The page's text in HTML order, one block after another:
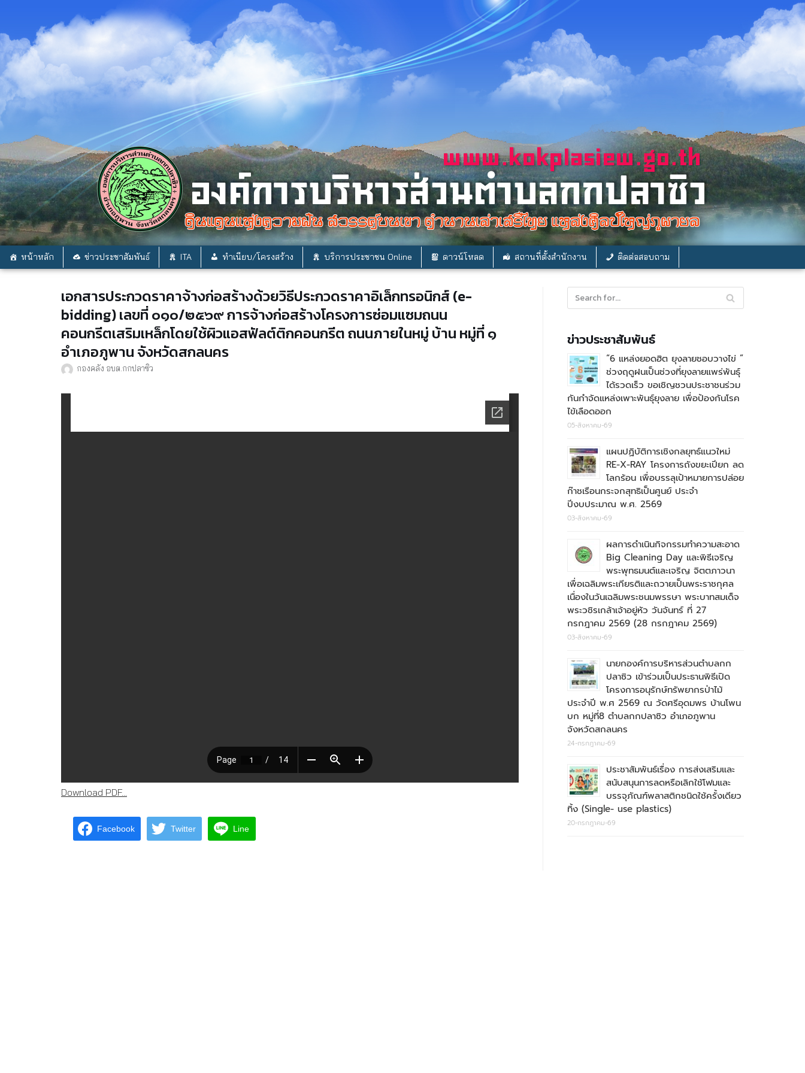
content
หน้าหลัก ข่าวประชาสัมพันธ์ ITA ทำเนียบ/โครงสร้าง บริการประชาชน Online ดาวน์โหลด สถานที่ตั้งสำนักงาน ติดต่อสอบถาม
เอกสารประกวดราคาจ้างก่อสร้างด้วยวิธีประกวดราคาอิเล็กทรอนิกส์ (e-
bidding) เลขที่ ๐๑๐/๒๕๖๙ การจ้างก่อสร้างโครงการซ่อมแซมถนน
คอนกรีตเสริมเหล็กโดยใช้ผิวแอสฟัลต์ติกคอนกรีต ถนนภายในหมู่ บ้าน หมู่ที่ ๑
อำเภอภูพาน จังหวัดสกลนคร
กองคลัง อบต.กกปลาซิว
Download PDF...
Facebook Twitter Line
ข่าวประชาสัมพันธ์
“6 แหล่งยอดฮิต ยุงลายชอบวางไข่ ”
ช่วงฤดูฝนเป็นช่วงที่ยุงลายแพร่พันธุ์
ได้รวดเร็ว ขอเชิญชวนประชาชนร่วม
กันกำจัดแหล่งเพาะพันธุ์ยุงลาย เพื่อป้องกันโรค
ไข้เลือดออก
05-สิงหาคม-69
แผนปฏิบัติการเชิงกลยุทธ์แนวใหม่
RE-X-RAY โครงการถังขยะเปียก ลด
โลกร้อน เพื่อบรรลุเป้าหมายการปล่อย
ก๊าชเรือนกระจกสุทธิเป็นศูนย์ ประจำ
ปีงบประมาณ พ.ศ. 2569
03-สิงหาคม-69
ผลการดำเนินกิจกรรมทำความสะอาด
Big Cleaning Day และพิธีเจริญ
พระพุทธมนต์และเจริญ จิตตภาวนา
เพื่อเฉลิมพระเกียรติและถวายเป็นพระราชกุศล
เนื่องในวันเฉลิมพระชนมพรรษา พระบาทสมเด็จ
พระวชิรเกล้าเจ้าอยู่หัว วันจันทร์ ที่ 27
กรกฎาคม 2569 (28 กรกฎาคม 2569)
03-สิงหาคม-69
นายกองค์การบริหารส่วนตำบลกก
ปลาซิว เข้าร่วมเป็นประธานพิธีเปิด
โครงการอนุรักษ์ทรัพยากรป่าไม้
ประจำปี พ.ศ 2569 ณ วัดศรีอุดมพร บ้านโพน
บก หมู่ที่8 ตำบลกกปลาซิว อำเภอภูพาน
จังหวัดสกลนคร
24-กรกฎาคม-69
ประชาสัมพันธ์เรื่อง การส่งเสริมและ
สนับสนุนการลดหรือเลิกใช้โฟมและ
บรรจุภัณฑ์พลาสติกชนิดใช้ครั้งเดียว
ทิ้ง (Single- use plastics)
20-กรกฎาคม-69